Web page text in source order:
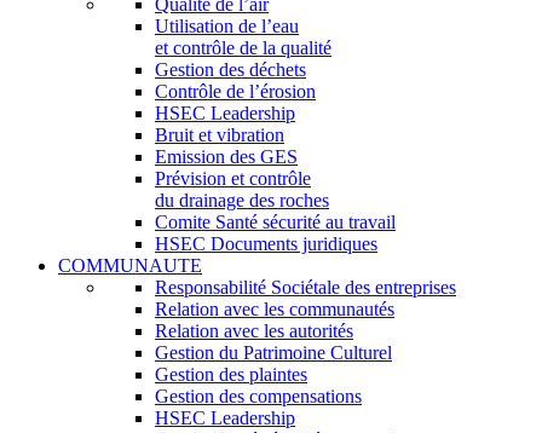
Qualité de l’air
Utilisation de l’eau
et contrôle de la qualité
Gestion des déchets
Contrôle de l’érosion
HSEC Leadership
Bruit et vibration
Emission des GES
Prévision et contrôle
du drainage des roches
Comite Santé sécurité au travail
HSEC Documents juridiques
COMMUNAUTE
Responsabilité Sociétale des entreprises
Relation avec les communautés
Relation avec les autorités
Gestion du Patrimoine Culturel
Gestion des plaintes
Gestion des compensations
HSEC Leadership